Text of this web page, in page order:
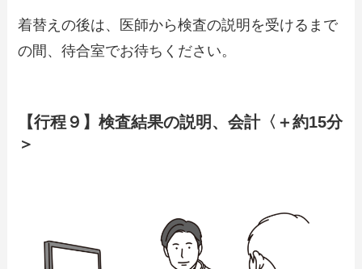
着替えの後は、医師から検査の説明を受けるまで
の間、待合室でお待ちください。
【行程９】検査結果の説明、会計〈＋約15分
＞